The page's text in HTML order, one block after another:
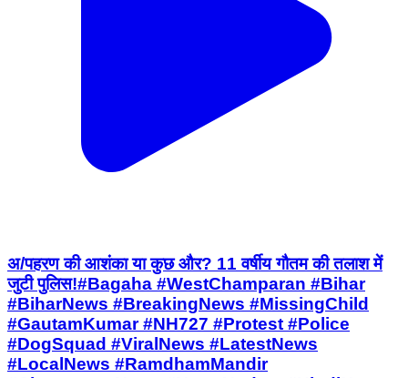
अ/पहरण की आशंका या कुछ और? 11 वर्षीय गौतम की तलाश में
जुटी पुलिस!#Bagaha #WestChamparan #Bihar
#BiharNews #BreakingNews #MissingChild
#GautamKumar #NH727 #Protest #Police
#DogSquad #ViralNews #LatestNews
#LocalNews #RamdhamMandir